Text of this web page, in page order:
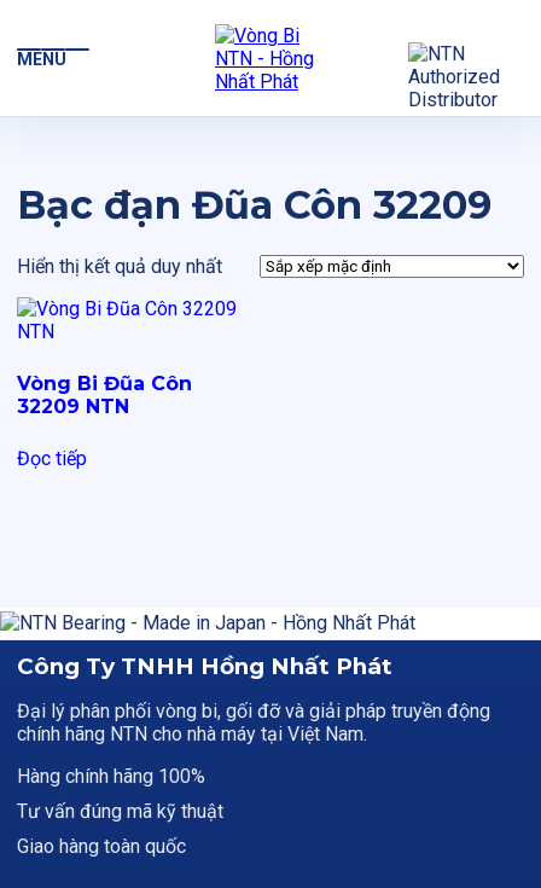
MENU
Bạc đạn Đũa Côn 32209
Hiển thị kết quả duy nhất
Vòng Bi Đũa Côn
32209 NTN
Đọc tiếp
Công Ty TNHH Hồng Nhất Phát
Đại lý phân phối vòng bi, gối đỡ và giải pháp truyền động
chính hãng NTN cho nhà máy tại Việt Nam.
Hàng chính hãng 100%
Tư vấn đúng mã kỹ thuật
Giao hàng toàn quốc